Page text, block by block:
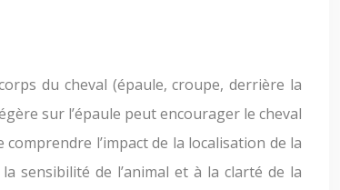
du cheval (épaule, croupe, derrière la
sur l’épaule peut encourager le cheval
l’impact de la localisation de la
sensibilité de l’animal et à la clarté de la